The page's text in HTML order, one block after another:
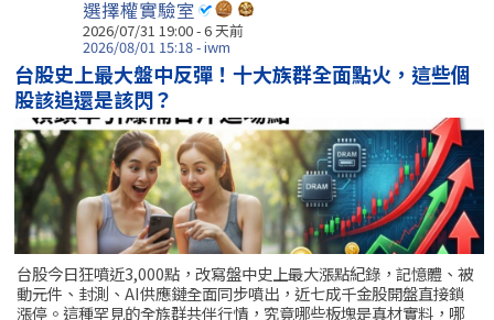
選擇權實驗室
2026/07/31 19:00 - 6 天前
2026/08/01 15:18 - iwm
台股史上最大盤中反彈！十大族群全面點火，這些個
股該追還是該閃？
台股今日狂噴近3,000點，改寫盤中史上最大漲點紀錄，記憶體、被
動元件、封測、AI供應鏈全面同步噴出，近七成千金股開盤直接鎖
漲停。這種罕見的全族群共伴行情，究竟哪些板塊是真材實料，哪